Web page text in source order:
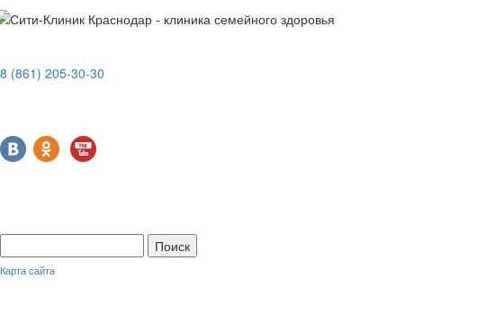
8 (861) 205-30-30
Карта сайта